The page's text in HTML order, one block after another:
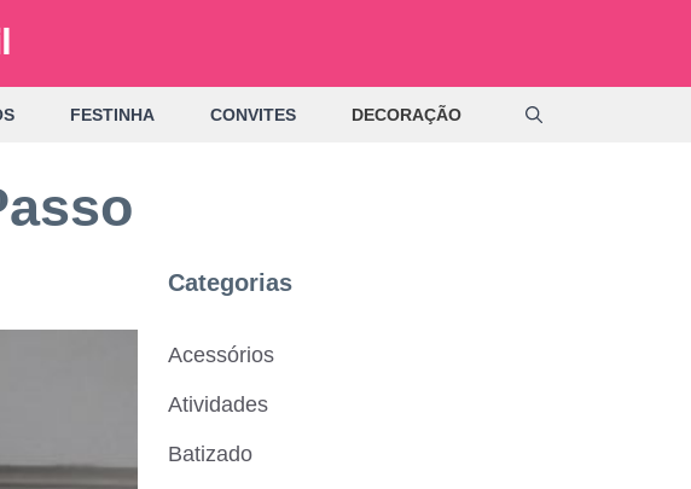
FESTINHA CONVITES DECORAÇÃO
Categorias
Acessórios
Atividades
Batizado